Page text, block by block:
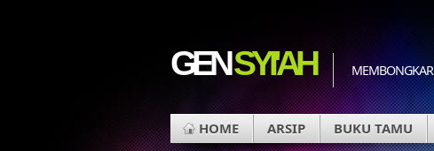
GENSYI'AH
HOME ARSIP BUKU TAMU